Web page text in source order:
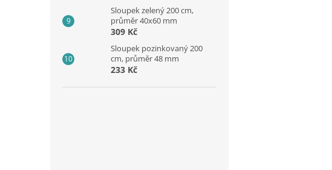
Sloupek zelený 200 cm,
průměr 40x60 mm
309 Kč
Sloupek pozinkovaný 200
cm, průměr 48 mm
233 Kč